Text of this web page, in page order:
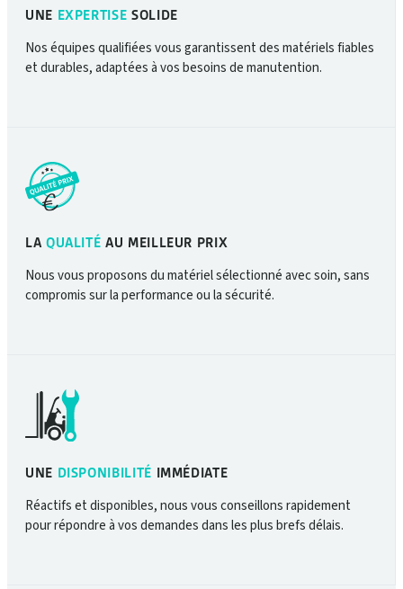
UNE EXPERTISE SOLIDE
Nos équipes qualifiées vous garantissent des matériels fiables
et durables, adaptées à vos besoins de manutention.
LA QUALITÉ AU MEILLEUR PRIX
Nous vous proposons du matériel sélectionné avec soin, sans
compromis sur la performance ou la sécurité.
UNE DISPONIBILITÉ IMMÉDIATE
Réactifs et disponibles, nous vous conseillons rapidement
pour répondre à vos demandes dans les plus brefs délais.